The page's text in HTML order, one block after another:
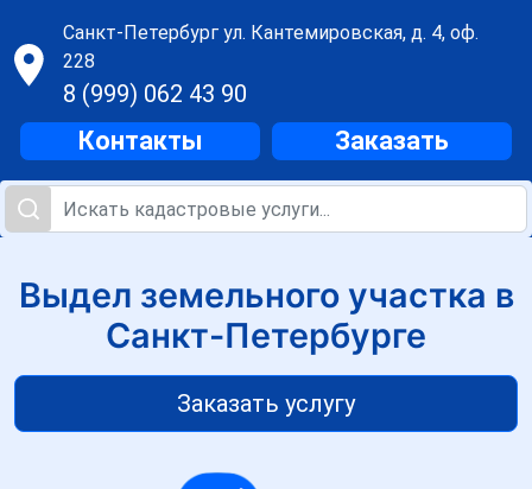
Санкт-Петербургул. Кантемировская, д. 4, оф.
228
8 (999) 062 43 90
Контакты Заказать
Выдел земельного участка в
Санкт-Петербурге
Заказать услугу